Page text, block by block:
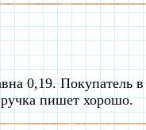
0,19. Покупатель в
ручка пишет хорошо.